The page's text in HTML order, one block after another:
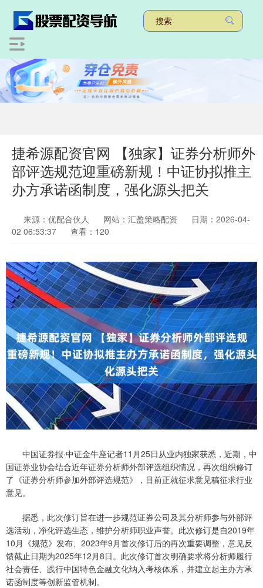
捷希源配资官网 【独家】证券分析师外
部评选规范迎重磅新规！中证协拟推主
办方承诺函制度，强化源头把关
来源：优配合伙人 网站：汇盈策略配资
日期：2026-04-
02 06:53:37
查看：120
中国证券报·中证金牛座记者11月25日从业内独家获悉，近期，中
国证券业协会结合近年证券分析师外部评选组织情况，再次组织修订
了《证券分析师参加外部评选规范》，目前正就征求意见稿征求行业
意见。
据悉，此次修订旨在进一步规范证券公司及其分析师参与外部评
选活动，净化评选生态，维护分析师职业声誉。此次修订是自2019年
10月《规范》发布、2023年9月首次修订后的再次重要调整，意见反
馈截止日期为2025年12月8日。此次修订首次明确要求将分析师履行
社会责任、践行中国特色金融文化纳入考核体系，并建立起主办方承
诺函制度等创新监管机制。